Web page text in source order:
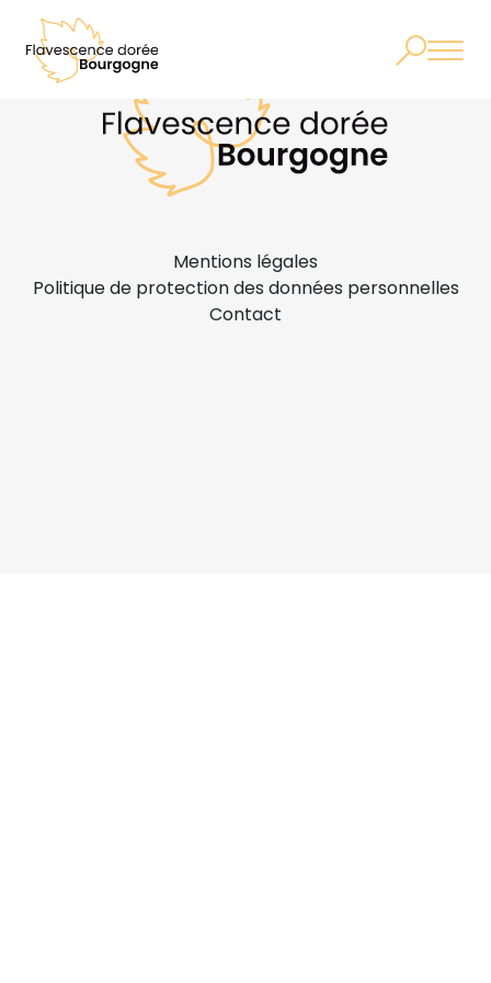
Mentions légales
Politique de protection des données personnelles
Contact